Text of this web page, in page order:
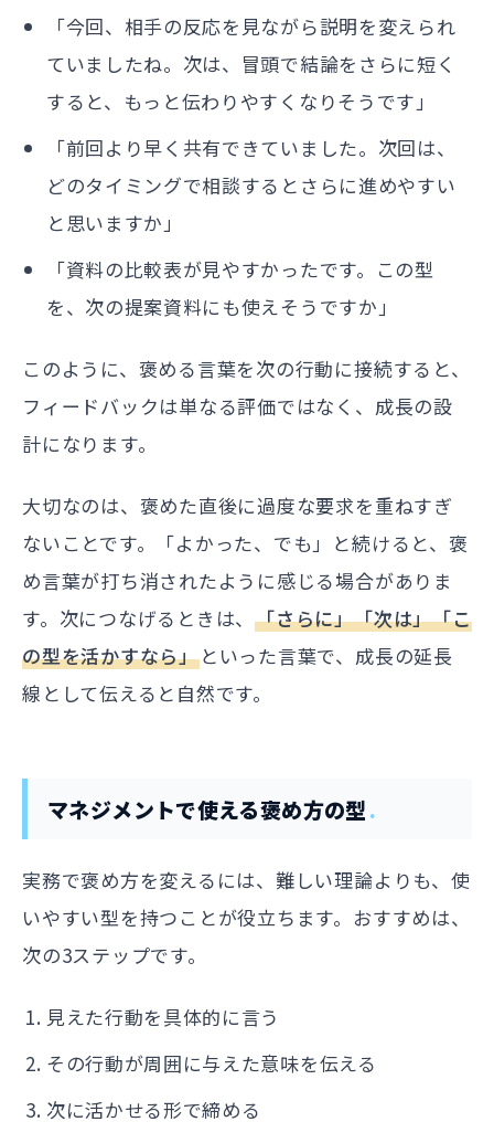
「今回、相手の反応を見ながら説明を変えられ
ていましたね。次は、冒頭で結論をさらに短く
すると、もっと伝わりやすくなりそうです」
「前回より早く共有できていました。次回は、
どのタイミングで相談するとさらに進めやすい
と思いますか」
「資料の比較表が見やすかったです。この型
を、次の提案資料にも使えそうですか」
このように、褒める言葉を次の行動に接続すると、
フィードバックは単なる評価ではなく、成長の設
計になります。
大切なのは、褒めた直後に過度な要求を重ねすぎ
ないことです。「よかった、でも」と続けると、褒
め言葉が打ち消されたように感じる場合がありま
す。次につなげるときは、「さらに」「次は」「こ
の型を活かすなら」といった言葉で、成長の延長
線として伝えると自然です。
マネジメントで使える褒め方の型
実務で褒め方を変えるには、難しい理論よりも、使
いやすい型を持つことが役立ちます。おすすめは、
次の3ステップです。
見えた行動を具体的に言う
その行動が周囲に与えた意味を伝える
次に活かせる形で締める